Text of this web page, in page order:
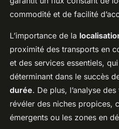
commodité et de facilité
L’importance de la
proximité des transports en
et des services essentiels,
déterminant dans le succès
durée. De plus, l’analyse
révéler des niches propices,
émergents ou les zones en